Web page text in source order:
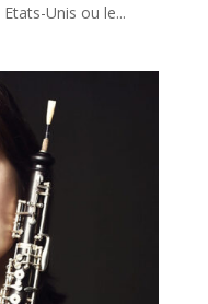
Unis ou le...